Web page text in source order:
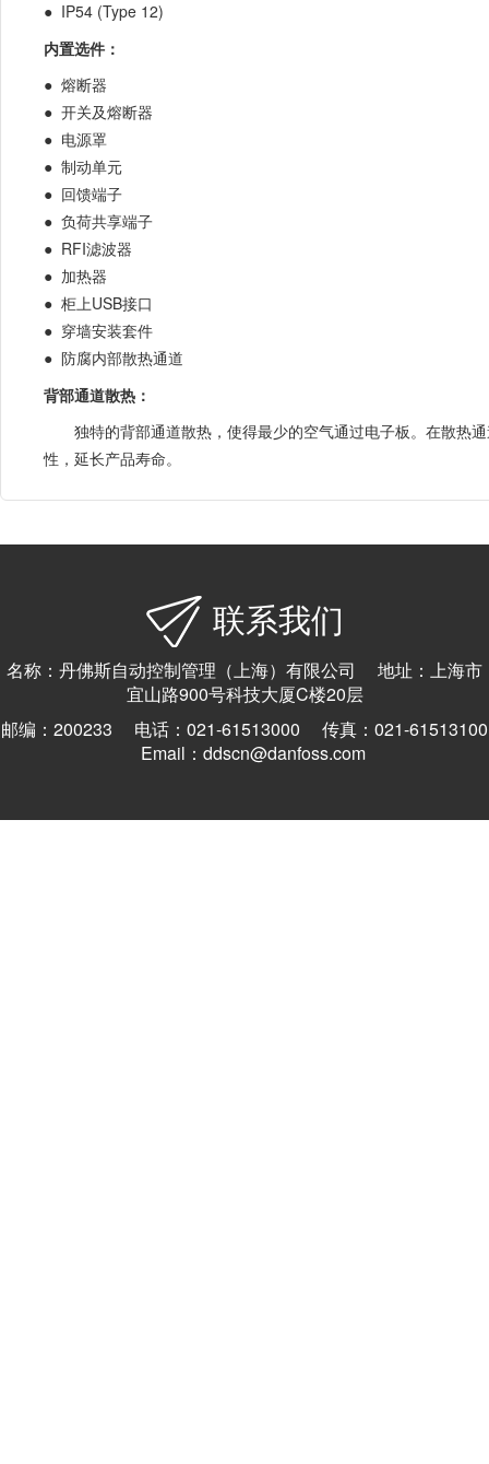
● IP54 (Type 12)
内置选件：
● 熔断器
● 开关及熔断器
● 电源罩
● 制动单元
● 回馈端子
● 负荷共享端子
● RFI滤波器
● 加热器
● 柜上USB接口
● 穿墙安装套件
● 防腐内部散热通道
背部通道散热：
独特的背部通道散热，使得最少的空气通过电子板。在散热
性，延长产品寿命。
联系我们
名称：丹佛斯自动控制管理（上海）有限公司 地址：上海市
宜山路900号科技大厦C楼20层
邮编：200233 电话：021-61513000 传真：021-61513100
Email：ddscn@danfoss.com